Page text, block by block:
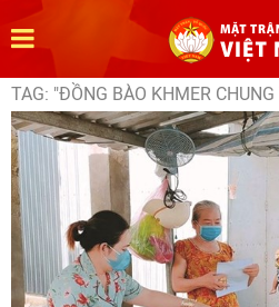
TAG: "ĐỒNG BÀO KHMER